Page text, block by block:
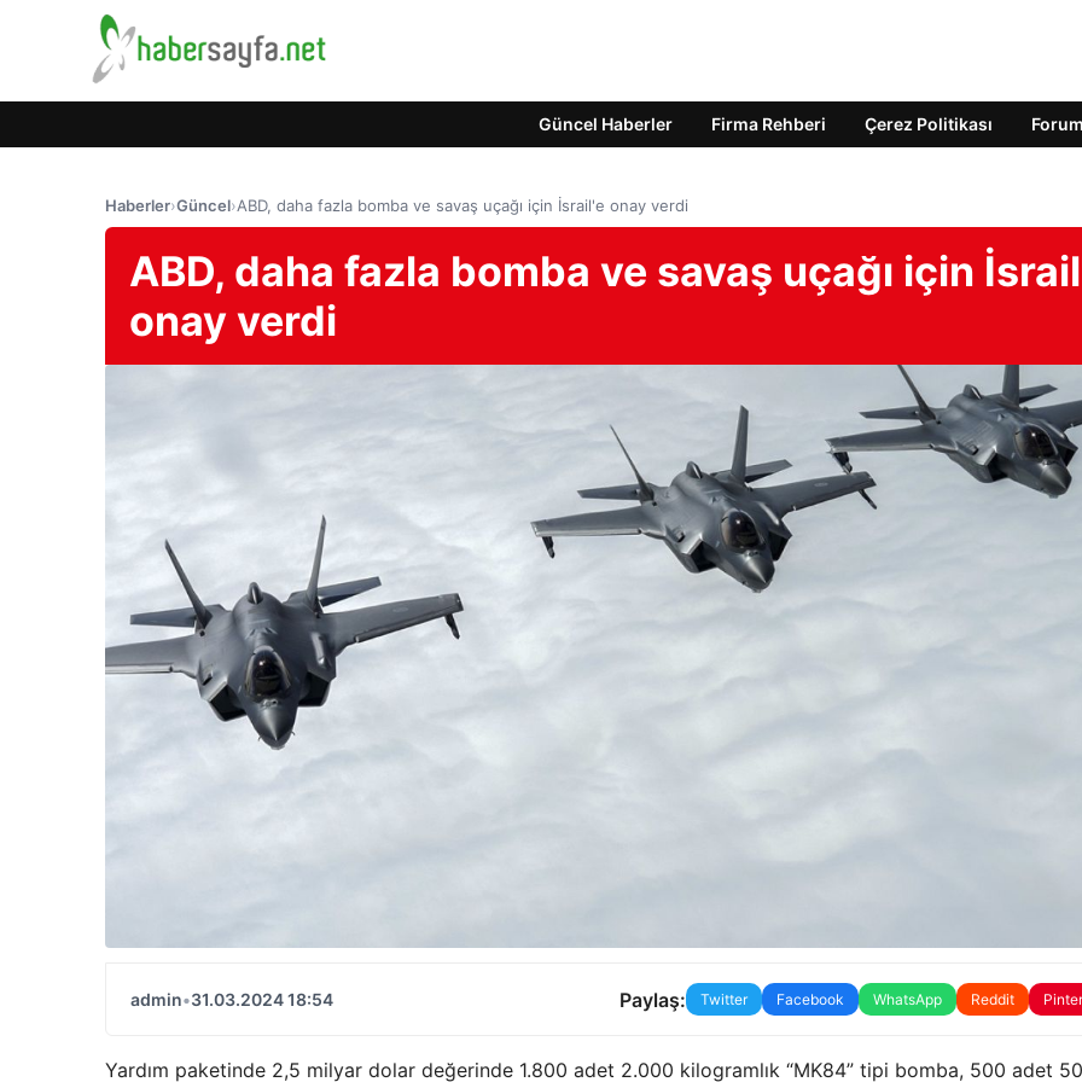
Güncel Haberler Firma Rehberi Çerez Politikası Forum
Haberler›Güncel›ABD, daha fazla bomba ve savaş uçağı için İsrail'e onay verdi
ABD, daha fazla bomba ve savaş uçağı için
onay verdi
admin•31.03.2024 18:54 Paylaş: Twitter Facebook WhatsApp Reddit
Yardım paketinde 2,5 milyar dolar değerinde 1.800 adet 2.000 kilogramlık “MK84” tipi bomba, 500 adet